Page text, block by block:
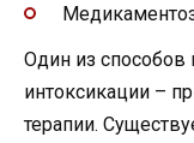
Один из способов
интоксикации –
терапии.